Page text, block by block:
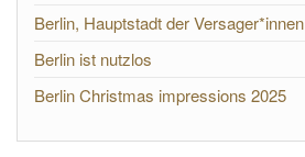
Berlin, Hauptstadt der Versager*innen
Berlin ist nutzlos
Berlin Christmas impressions 2025